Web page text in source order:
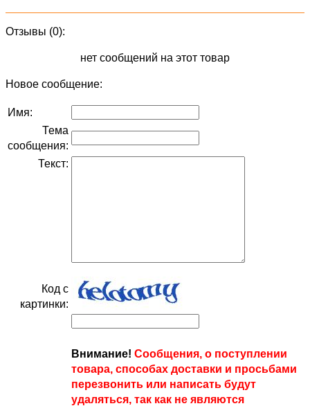
Отзывы (0):
нет сообщений на этот товар
Новое сообщение:
Имя:
Тема
сообщения:
Текст:
Код с
картинки:
Внимание! Сообщения, о поступлении
товара, способах доставки и просьбами
перезвонить или написать будут
удаляться, так как не являются